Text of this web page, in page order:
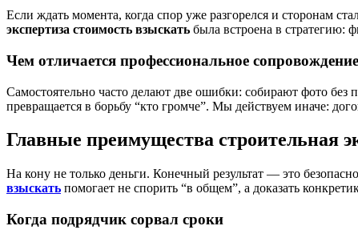
Если ждать момента, когда спор уже разгорелся и сторонам
экспертиза стоимость взыскать была встроена в стратегию:
Чем отличается профессиональное
Самостоятельно часто делают две ошибки: собирают фото
превращается в борьбу “кто громче”. Мы действуем иначе:
Главные преимущества строительная
На кону не только деньги. Конечный результат — это
взыскать помогает не спорить “в общем”, а доказать
Когда подрядчик сорвал сроки